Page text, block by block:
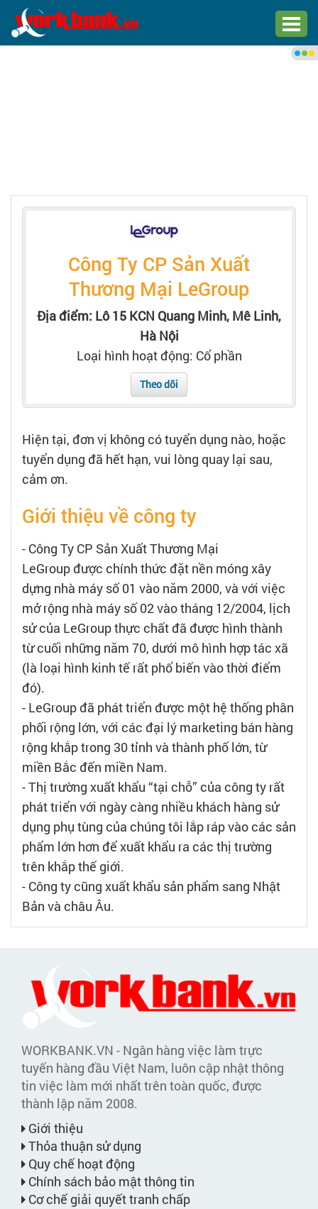
Trang chủ
Tìm việc làm
Tạo hồ sơ
Cẩm nang việc làm
Bạn cần tuyển người
Nhà tuyển dụng
Công Ty CP Sản Xuất
Thương Mại LeGroup
Địa điểm: Lô 15 KCN Quang Minh, Mê Linh,
Hà Nội
Loại hình hoạt động: Cổ phần
Theo dõi
Hiện tại, đơn vị không có tuyển dụng nào, hoặc
tuyển dụng đã hết hạn, vui lòng quay lại sau,
cảm ơn.
Giới thiệu về công ty
- Công Ty CP Sản Xuất Thương Mại
LeGroup được chính thức đặt nền móng xây
dựng nhà máy số 01 vào năm 2000, và với việc
mở rộng nhà máy số 02 vào tháng 12/2004, lịch
sử của LeGroup thực chất đã được hình thành
từ cuối những năm 70, dưới mô hình hợp tác xã
(là loại hình kinh tế rất phổ biến vào thời điểm
đó).
- LeGroup đã phát triển được một hệ thống phân
phối rộng lớn, với các đại lý marketing bán hàng
rộng khắp trong 30 tỉnh và thành phố lớn, từ
miền Bắc đến miền Nam.
- Thị trường xuất khẩu “tại chỗ” của công ty rất
phát triển với ngày càng nhiều khách hàng sử
dụng phụ tùng của chúng tôi lắp ráp vào các sản
phẩm lớn hơn để xuất khẩu ra các thị trường
trên khắp thế giới.
- Công ty cũng xuất khẩu sản phẩm sang Nhật
Bản và châu Âu.
WORKBANK.VN - Ngân hàng việc làm trực
tuyến hàng đầu Việt Nam, luôn cập nhật thông
tin việc làm mới nhất trên toàn quốc, được
thành lập năm 2008.
Giới thiệu
Thỏa thuận sử dụng
Quy chế hoạt động
Chính sách bảo mật thông tin
Cơ chế giải quyết tranh chấp